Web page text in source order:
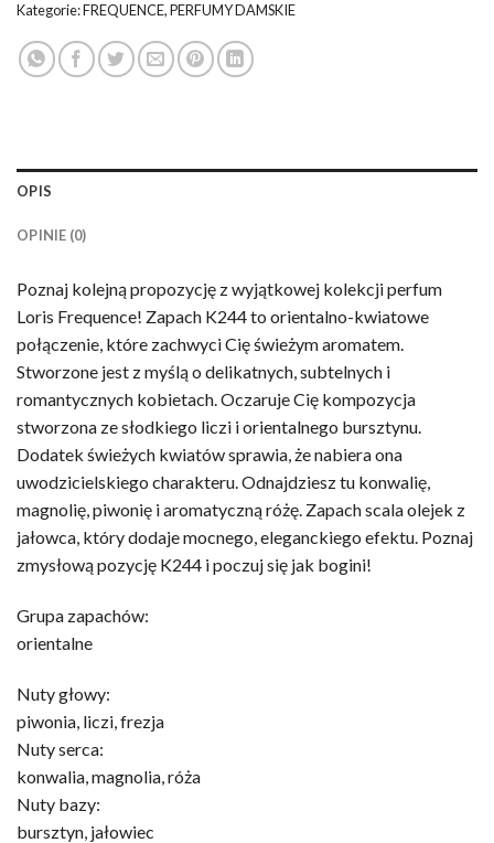
Kategorie:FREQUENCE,PERFUMY DAMSKIE
OPIS
OPINIE (0)
Poznaj kolejną propozycję z wyjątkowej kolekcji perfum
Loris Frequence! Zapach K244 to orientalno-kwiatowe
połączenie, które zachwyci Cię świeżym aromatem.
Stworzone jest z myślą o delikatnych, subtelnych i
romantycznych kobietach. Oczaruje Cię kompozycja
stworzona ze słodkiego liczi i orientalnego bursztynu.
Dodatek świeżych kwiatów sprawia, że nabiera ona
uwodzicielskiego charakteru. Odnajdziesz tu konwalię,
magnolię, piwonię i aromatyczną różę. Zapach scala olejek z
jałowca, który dodaje mocnego, eleganckiego efektu. Poznaj
zmysłową pozycję K244 i poczuj się jak bogini!
Grupa zapachów:
orientalne
Nuty głowy:
piwonia, liczi, frezja
Nuty serca:
konwalia, magnolia, róża
Nuty bazy:
bursztyn, jałowiec